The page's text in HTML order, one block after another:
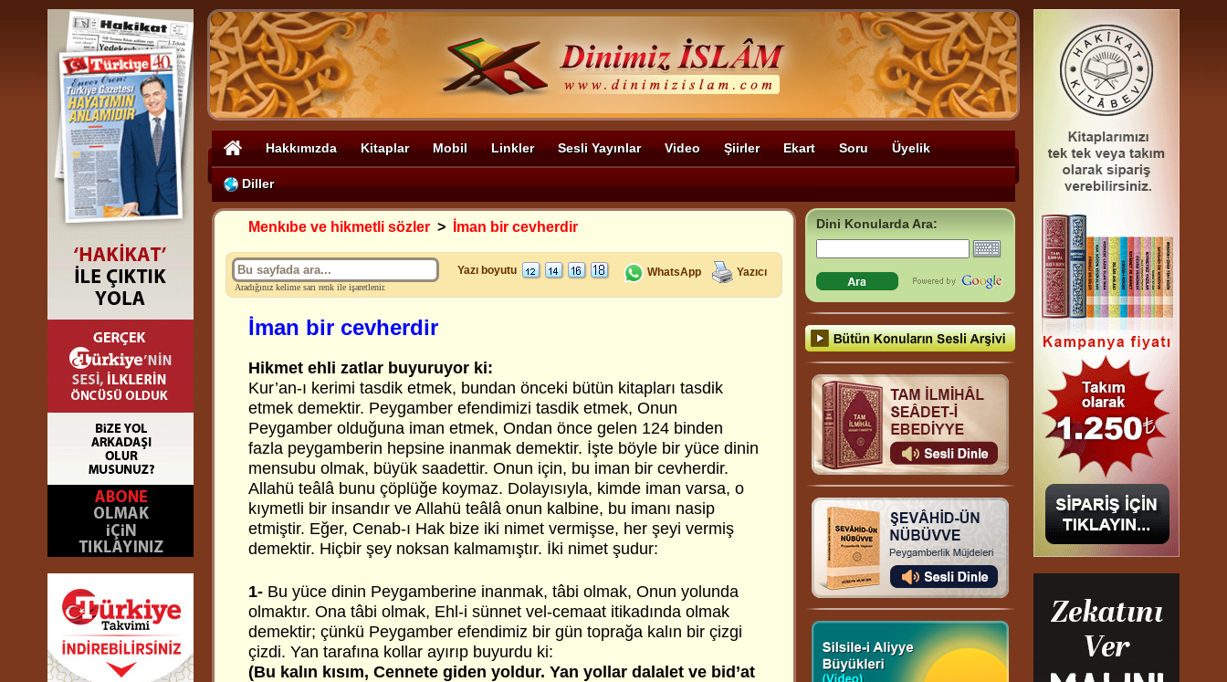
Hakkımızda Kitaplar Mobil Linkler Sesli Yayınlar Video Şiirler Ekart Soru Üyelik
Diller
Menkıbe ve hikmetli sözler > İman bir cevherdir
Aradığınız kelime sarı renk ile işaretlenir.
Yazı boyutu WhatsApp Yazıcı
İman bir cevherdir
Hikmet ehli zatlar buyuruyor ki:
Kur’an-ı kerimi tasdik etmek, bundan önceki bütün kitapları tasdik
etmek demektir. Peygamber efendimizi tasdik etmek, Onun
Peygamber olduğuna iman etmek, Ondan önce gelen 124 binden
fazla peygamberin hepsine inanmak demektir. İşte böyle bir yüce dinin
mensubu olmak, büyük saadettir. Onun için, bu iman bir cevherdir.
Allahü teâlâ bunu çöplüğe koymaz. Dolayısıyla, kimde iman varsa, o
kıymetli bir insandır ve Allahü teâlâ onun kalbine, bu imanı nasip
etmiştir. Eğer, Cenab-ı Hak bize iki nimet vermişse, her şeyi vermiş
demektir. Hiçbir şey noksan kalmamıştır. İki nimet şudur:
1- Bu yüce dinin Peygamberine inanmak, tâbi olmak, Onun yolunda
olmaktır. Ona tâbi olmak, Ehl-i sünnet vel-cemaat itikadında olmak
demektir; çünkü Peygamber efendimiz bir gün toprağa kalın bir çizgi
çizdi. Yan tarafına kollar ayırıp buyurdu ki:
(Bu kalın kısım, Cennete giden yoldur. Yan yollar dalalet ve bid’at
Dini Konularda Ara: